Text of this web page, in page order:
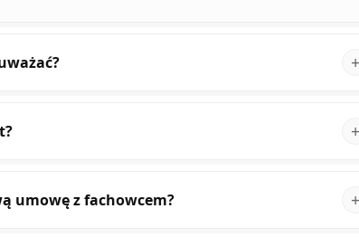
umowę z fachowcem?